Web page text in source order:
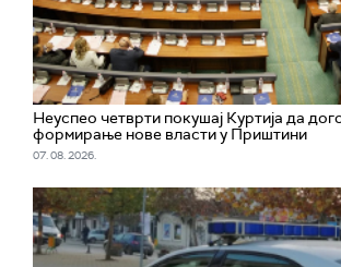
Неуспео четврти покушај Куртија да
формирање нове власти у Приштини
07. 08. 2026.